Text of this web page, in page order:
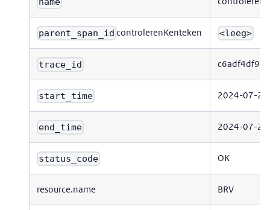
parent_span_id controlerenKenteken <leeg>
trace_id
start_time 2024-07-29
end_time 2024-07-29
status_code OK
resource.name BRV